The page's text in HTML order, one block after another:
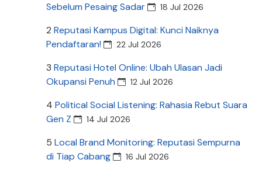
Sebelum Pesaing Sadar
18 Jul 2026
2 Reputasi Kampus Digital: Kunci Naiknya
Pendaftaran!
22 Jul 2026
3 Reputasi Hotel Online: Ubah Ulasan Jadi
Okupansi Penuh
12 Jul 2026
4 Political Social Listening: Rahasia Rebut Suara
Gen Z
14 Jul 2026
5 Local Brand Monitoring: Reputasi Sempurna
di Tiap Cabang
16 Jul 2026